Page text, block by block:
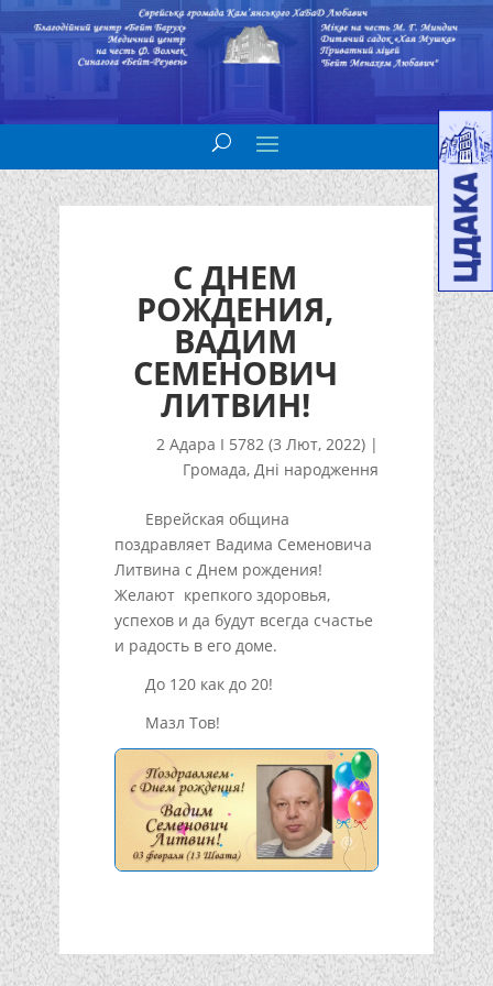
С ДНЕМ
РОЖДЕНИЯ,
ВАДИМ
СЕМЕНОВИЧ
ЛИТВИН!
2 Адара I 5782 (3 Лют, 2022) |
Громада,Дні народження
Еврейская община
поздравляет Вадима Семеновича
Литвина с Днем рождения!
Желают крепкого здоровья,
успехов и да будут всегда счастье
и радость в его доме.
До 120 как до 20!
Мазл Тов!